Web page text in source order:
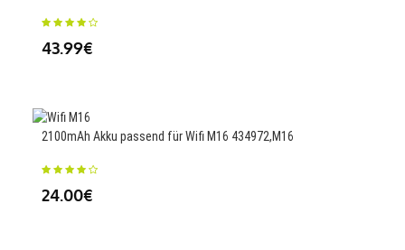
43.99€
2100mAh Akku passend für Wifi M16 434972,M16
24.00€